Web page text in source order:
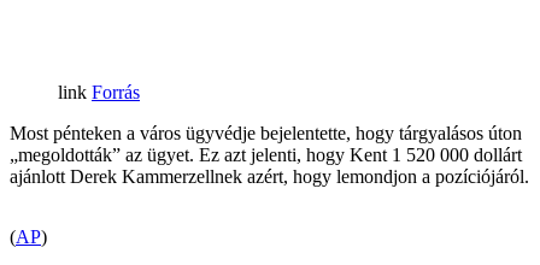
Forrás
Most pénteken a város ügyvédje bejelentette, hogy tárgyalásos úton
„megoldották” az ügyet. Ez azt jelenti, hogy Kent 1 520 000 dollárt
ajánlott Derek Kammerzellnek azért, hogy lemondjon a pozíciójáról.
(AP)